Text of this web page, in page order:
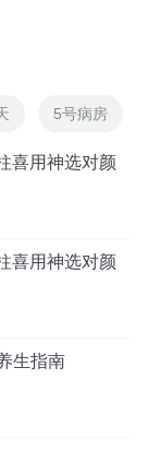
5号病房
喜用神选对颜
喜用神选对颜
生指南